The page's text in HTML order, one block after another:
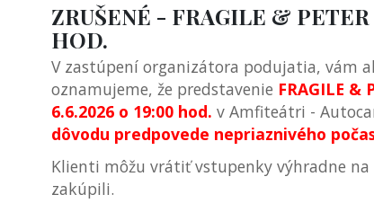
ZRUŠENÉ - FRAGILE &
HOD.
V zastúpení organizátora podujatia, vám
oznamujeme, že predstavenie FRAGILE &
6.6.2026 o 19:00 hod. v Amfiteátri -
dôvodu predpovede nepriaznivého
Klienti môžu vrátiť vstupenky výhradne
zakúpili.